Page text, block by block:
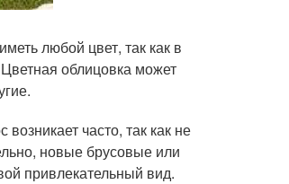
любой цвет, так как в
облицовка может
часто, так как не
новые брусовые или
привлекательный вид.